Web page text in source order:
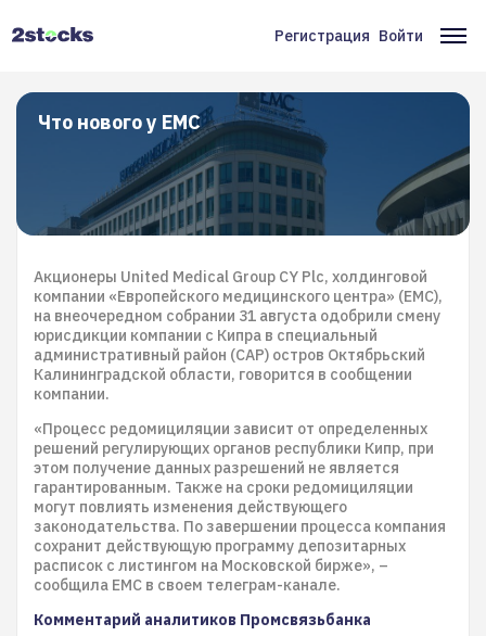
Меню
учётной
записи
пользователя
Регистрация Войти
Что нового у EMC
Акционеры United Medical Group CY Plc, холдинговой
компании «Европейского медицинского центра» (EMC),
на внеочередном собрании 31 августа одобрили смену
юрисдикции компании с Кипра в специальный
административный район (САР) остров Октябрьский
Калининградской области, говорится в сообщении
компании.
«Процесс редомициляции зависит от определенных
решений регулирующих органов республики Кипр, при
этом получение данных разрешений не является
гарантированным. Также на сроки редомициляции
могут повлиять изменения действующего
законодательства. По завершении процесса компания
сохранит действующую программу депозитарных
расписок с листингом на Московской бирже», –
сообщила ЕМС в своем телеграм-канале.
Комментарий аналитиков Промсвязьбанка